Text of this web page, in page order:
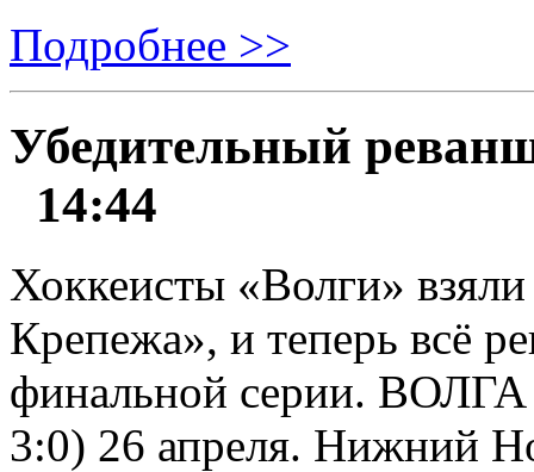
Подробнее >>
Убедительный
14:44
Хоккеисты «Волги»
Крепежа», и теперь всё
финальной серии.
3:0) 26 апреля. Нижний